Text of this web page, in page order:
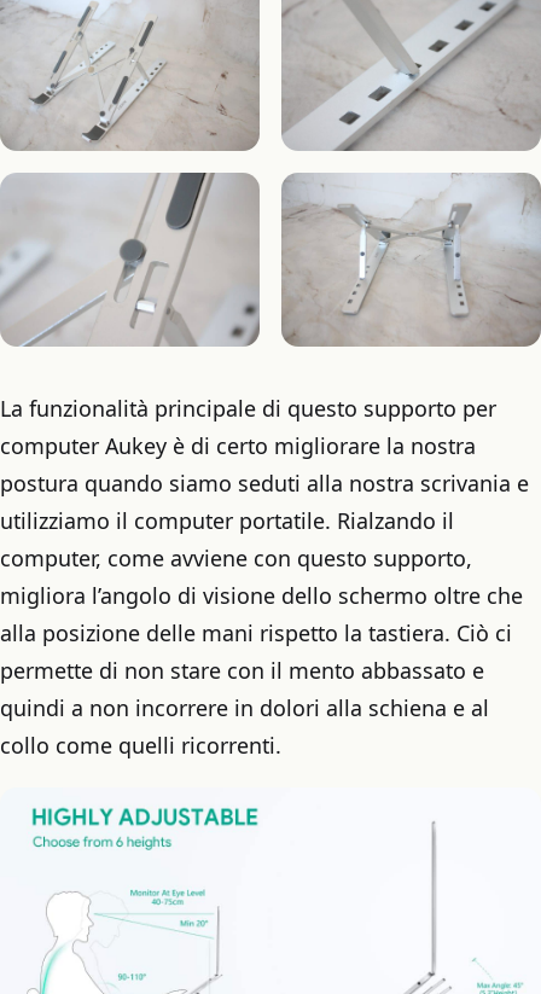
La funzionalità principale di questo supporto per
computer Aukey è di certo migliorare la nostra
postura quando siamo seduti alla nostra scrivania e
utilizziamo il computer portatile. Rialzando il
computer, come avviene con questo supporto,
migliora l’angolo di visione dello schermo oltre che
alla posizione delle mani rispetto la tastiera. Ciò ci
permette di non stare con il mento abbassato e
quindi a non incorrere in dolori alla schiena e al
collo come quelli ricorrenti.